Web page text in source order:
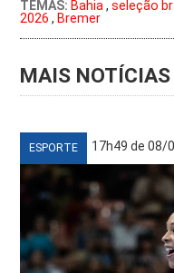
TEMAS: Bahia,seleção
2026 , Bremer
MAIS NOTÍCIAS
ESPORTE 17h49 de 08/